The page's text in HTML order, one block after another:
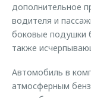
дополнительное
водителя и
боковые подушки
также
Автомобиль в
атмосферным